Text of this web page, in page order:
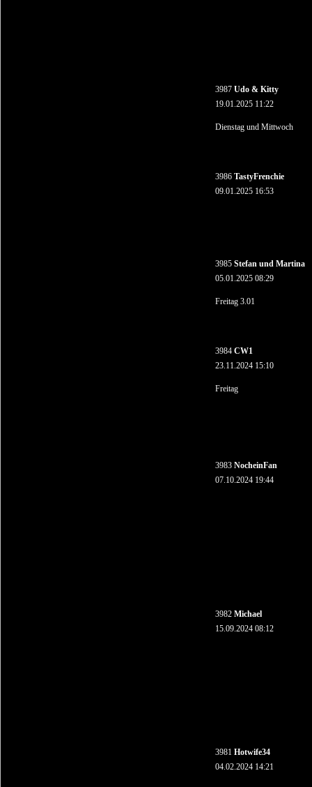
3987 Udo & Kitty
19.01.2025 11:22
Dienstag und Mittwoch
3986 TastyFrenchie
09.01.2025 16:53
3985 Stefan und Martina
05.01.2025 08:29
Freitag 3.01
3984 CW1
23.11.2024 15:10
Freitag
3983 NocheinFan
07.10.2024 19:44
3982 Michael
15.09.2024 08:12
3981 Hotwife34
04.02.2024 14:21